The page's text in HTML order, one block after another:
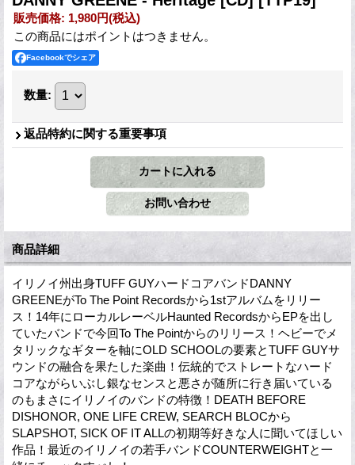
販売価格: 1,980円(税込)
この商品にはポイントはつきません。
Facebookでシェア
数量:
返品特約に関する重要事項
商品詳細
イリノイ州出身TUFF GUYハードコアバンドDANNY
GREENEがTo The Point Recordsから1stアルバムをリリー
ス！14年にローカルレーベルHaunted RecordsからEPを出し
ていたバンドで今回To The Pointからのリリース！ヘビーでメ
タリックなギターを軸にOLD SCHOOLの要素とTUFF GUYサ
ウンドの融合を果たした楽曲！伝統的でストレートなハード
コアながらいぶし銀なセンスと悪さが随所に行き届いている
のもまさにイリノイのバンドの特徴！DEATH BEFORE
DISHONOR, ONE LIFE CREW, SEARCH BLOCから
SLAPSHOT, SICK OF IT ALLの初期等好きな人に聞いてほしい
作品！最近のイリノイの若手バンドCOUNTERWEIGHTと一